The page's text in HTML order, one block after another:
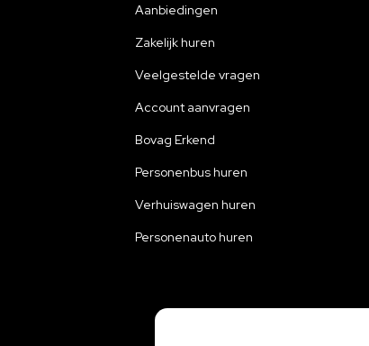
Aanbiedingen
Zakelijk huren
Veelgestelde vragen
Account aanvragen
Bovag Erkend
Personenbus huren
Verhuiswagen huren
Personenauto huren